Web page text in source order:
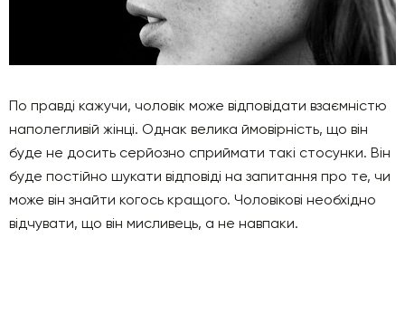
По правді кажучи, чоловік може відповідати взаємністю
наполегливій жінці. Однак велика ймовірність, що він
буде не досить серйозно сприймати такі стосунки. Він
буде постійно шукати відповіді на запитання про те, чи
може він знайти когось кращого. Чоловікові необхідно
відчувати, що він мисливець, а не навпаки.